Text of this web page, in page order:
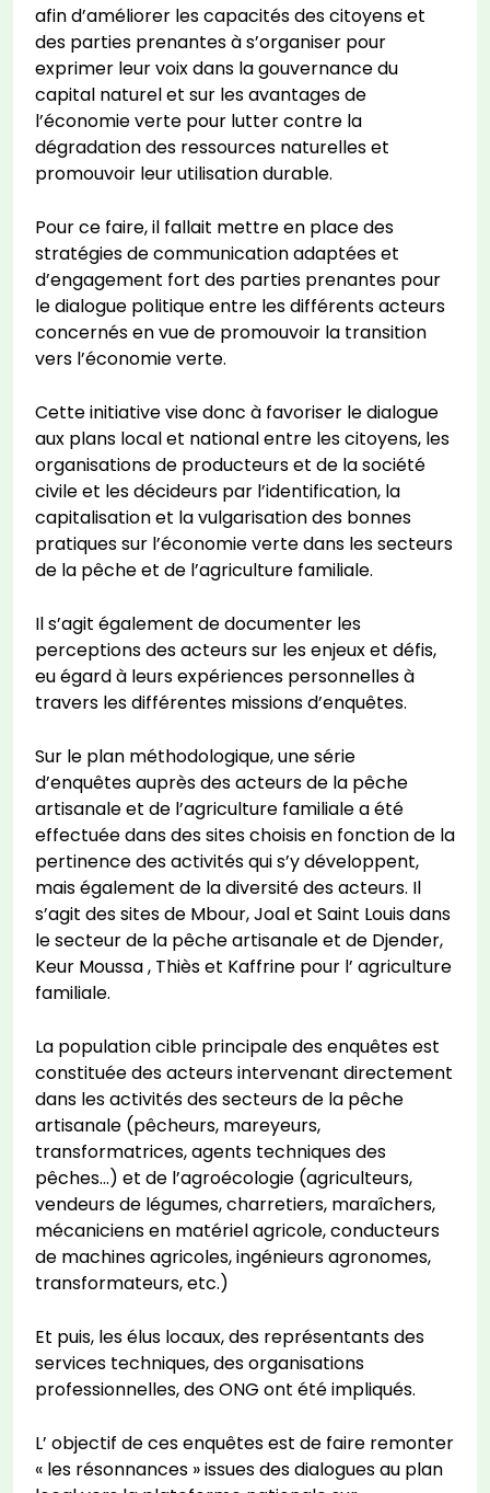
afin d’améliorer les capacités des citoyens et
des parties prenantes à s’organiser pour
exprimer leur voix dans la gouvernance du
capital naturel et sur les avantages de
l’économie verte pour lutter contre la
dégradation des ressources naturelles et
promouvoir leur utilisation durable.
Pour ce faire, il fallait mettre en place des
stratégies de communication adaptées et
d’engagement fort des parties prenantes pour
le dialogue politique entre les différents acteurs
concernés en vue de promouvoir la transition
vers l’économie verte.
Cette initiative vise donc à favoriser le dialogue
aux plans local et national entre les citoyens, les
organisations de producteurs et de la société
civile et les décideurs par l’identification, la
capitalisation et la vulgarisation des bonnes
pratiques sur l’économie verte dans les secteurs
de la pêche et de l’agriculture familiale.
Il s’agit également de documenter les
perceptions des acteurs sur les enjeux et défis,
eu égard à leurs expériences personnelles à
travers les différentes missions d’enquêtes.
Sur le plan méthodologique, une série
d’enquêtes auprès des acteurs de la pêche
artisanale et de l’agriculture familiale a été
effectuée dans des sites choisis en fonction de la
pertinence des activités qui s’y développent,
mais également de la diversité des acteurs. Il
s’agit des sites de Mbour, Joal et Saint Louis dans
le secteur de la pêche artisanale et de Djender,
Keur Moussa , Thiès et Kaffrine pour l’ agriculture
familiale.
La population cible principale des enquêtes est
constituée des acteurs intervenant directement
dans les activités des secteurs de la pêche
artisanale (pêcheurs, mareyeurs,
transformatrices, agents techniques des
pêches…) et de l’agroécologie (agriculteurs,
vendeurs de légumes, charretiers, maraîchers,
mécaniciens en matériel agricole, conducteurs
de machines agricoles, ingénieurs agronomes,
transformateurs, etc.)
Et puis, les élus locaux, des représentants des
services techniques, des organisations
professionnelles, des ONG ont été impliqués.
L’ objectif de ces enquêtes est de faire remonter
« les résonnances » issues des dialogues au plan